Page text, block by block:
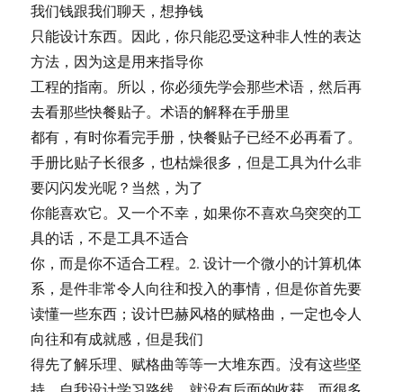
我们钱跟我们聊天，想挣钱
只能设计东西。因此，你只能忍受这种非人性的表达
方法，因为这是用来指导你
工程的指南。所以，你必须先学会那些术语，然后再
去看那些快餐贴子。术语的解释在手册里
都有，有时你看完手册，快餐贴子已经不必再看了。
手册比贴子长很多，也枯燥很多，但是工具为什么非
要闪闪发光呢？当然，为了
你能喜欢它。又一个不幸，如果你不喜欢乌突突的工
具的话，不是工具不适合
你，而是你不适合工程。2. 设计一个微小的计算机体
系，是件非常令人向往和投入的事情，但是你首先要
读懂一些东西；设计巴赫风格的赋格曲，一定也令人
向往和有成就感，但是我们
得先了解乐理、赋格曲等等一大堆东西。没有这些坚